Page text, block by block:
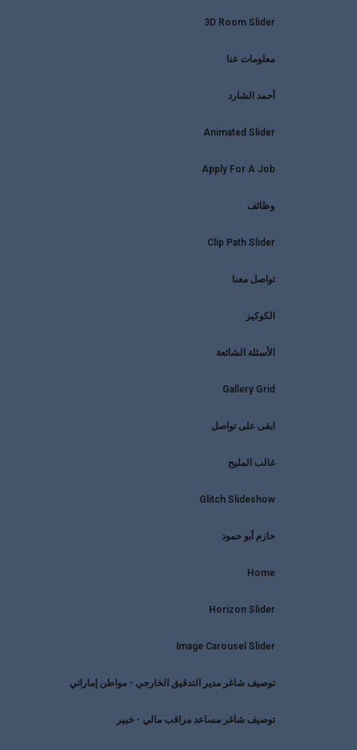
3D Room Slider
معلومات عنا
أحمد الشارد
Animated Slider
Apply For A Job
وظائف
Clip Path Slider
تواصل معنا
الكوكيز
الأسئلة الشائعة
Gallery Grid
ابقى على تواصل
غالب المليح
Glitch Slideshow
حازم أبو حمود
Home
Horizon Slider
Image Carousel Slider
توصيف شاغر مدير التدقيق الخارجي - مواطن إماراتي
توصيف شاغر مساعد مراقب مالي - خبير